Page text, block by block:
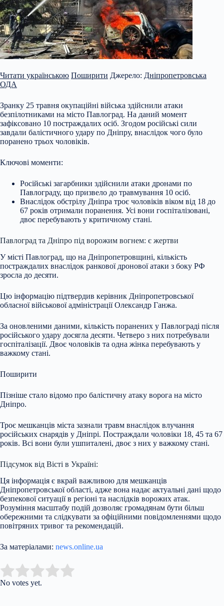
Читати українською Поширити Джерело: Дніпропетровська
ОДА
Зранку 25 травня окупаційні війська здійснили атаки
безпілотниками на місто Павлоград. На даний момент
зафіксовано 10 постраждалих осіб. Згодом російські сили
завдали балістичного удару по Дніпру, внаслідок чого було
поранено трьох чоловіків.
Ключові моменти:
Російські загарбники здійснили атаки дронами по
Павлограду, що призвело до травмування 10 осіб.
Внаслідок обстрілу Дніпра троє чоловіків віком від 18 до
67 років отримали поранення. Усі вони госпіталізовані,
двоє перебувають у критичному стані.
Павлоград та Дніпро під ворожим вогнем: є жертви
У місті Павлоград, що на Дніпропетровщині, кількість
постраждалих внаслідок ранкової дронової атаки з боку РФ
зросла до десяти.
Цю інформацію підтвердив керівник Дніпропетровської
обласної військової адміністрації Олександр Ганжа.
За оновленими даними, кількість поранених у Павлограді після
російського удару досягла десяти. Четверо з них потребували
госпіталізації. Двоє чоловіків та одна жінка перебувають у
важкому стані.
Поширити
Пізніше стало відомо про балістичну атаку ворога на місто
Дніпро.
Троє мешканців міста зазнали травм внаслідок влучання
російських снарядів у Дніпрі. Постраждали чоловіки 18, 45 та 67
років. Всі вони були ушпиталені, двоє з них у важкому стані.
Підсумок від Вісті в Україні:
Ця інформація є вкрай важливою для мешканців
Дніпропетровської області, адже вона надає актуальні дані щодо
безпекової ситуації в регіоні та наслідків ворожих атак.
Розуміння масштабу подій дозволяє громадянам бути більш
обережними та слідкувати за офіційними повідомленнями щодо
повітряних тривог та рекомендацій.
За матеріалами: news.online.ua
Rate this item:
No votes yet.